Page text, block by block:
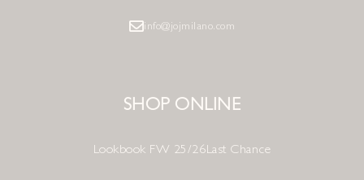
info@jojmilano.com
SHOP ONLINE
Lookbook FW 25/26Last Chance